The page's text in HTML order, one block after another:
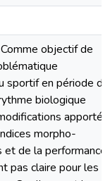
objectif de
sportif en période de
biologique
morpho-
de la performance
pas claire pour les